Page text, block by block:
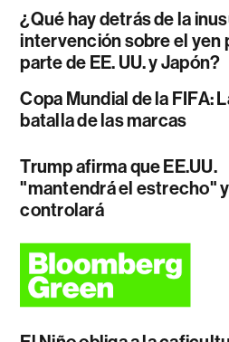
¿Qué hay detrás de la
intervención sobre el yen
parte de EE. UU. y Japón?
Copa Mundial de la FIFA:
batalla de las marcas
Trump afirma que EE.UU.
"mantendrá el estrecho"
controlará